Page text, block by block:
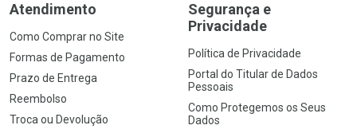
Atendimento
Como Comprar no Site
Formas de Pagamento
Prazo de Entrega
Reembolso
Troca ou Devolução
Segurança e
Privacidade
Política de Privacidade
Portal do Titular de Dados
Pessoais
Como Protegemos os Seus
Dados